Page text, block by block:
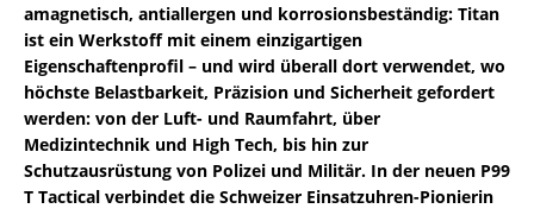
amagnetisch, antiallergen und korrosionsbeständig: Titan
ist ein Werkstoff mit einem einzigartigen
Eigenschaftenprofil – und wird überall dort verwendet, wo
höchste Belastbarkeit, Präzision und Sicherheit gefordert
werden: von der Luft- und Raumfahrt, über
Medizintechnik und High Tech, bis hin zur
Schutzausrüstung von Polizei und Militär. In der neuen P99
T Tactical verbindet die Schweizer Einsatzuhren-Pionierin